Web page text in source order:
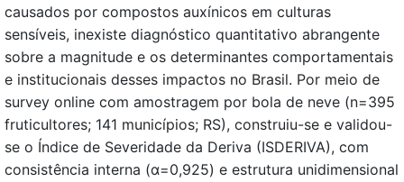
causados por compostos auxínicos em culturas
sensíveis, inexiste diagnóstico quantitativo abrangente
sobre a magnitude e os determinantes comportamentais
e institucionais desses impactos no Brasil. Por meio de
survey online com amostragem por bola de neve (n=395
fruticultores; 141 municípios; RS), construiu-se e validou-
se o Índice de Severidade da Deriva (ISDERIVA), com
consistência interna (α=0,925) e estrutura unidimensional